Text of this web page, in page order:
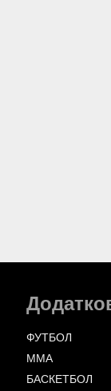
ФУТБОЛ
ММА
БАСКЕТБОЛ